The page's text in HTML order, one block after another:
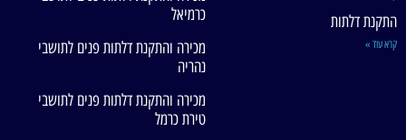
התקנת דלתות
קרא עוד »
כרמיאל
מכירה והתקנת דלתות פנים לתושבי
נהריה
מכירה והתקנת דלתות פנים לתושבי
טירת כרמל